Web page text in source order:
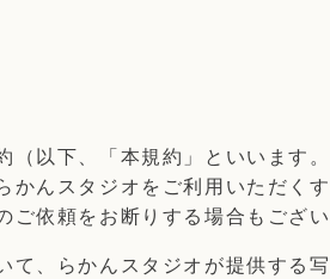
（以下、「本規約」といいます
かんスタジオをご利用いただく
ご依頼をお断りする場合もござ
て、らかんスタジオが提供する